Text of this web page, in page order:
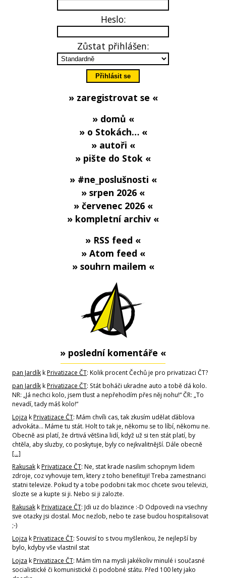
Heslo:
Zůstat přihlášen:
» zaregistrovat se «
» domů «
» o Stokách… «
» autoři «
» pište do Stok «
» #ne_poslušnosti «
» srpen 2026 «
» červenec 2026 «
» kompletní archiv «
» RSS feed «
» Atom feed «
» souhrn mailem «
» poslední komentáře «
pan JardíkkPrivatizace ČT: Kolik procent Čechů je pro privatizaci ČT?
pan JardíkkPrivatizace ČT: Stát boháči ukradne auto a tobě dá kolo.
NR: „Já nechci kolo, jsem tlust a nepřehodím přes něj nohu!“ ČR: „To
nevadí, tady máš kolo!“
Lojza kPrivatizace ČT: Mám chvíli cas, tak zkusím udělat ďáblova
advokáta... Máme tu stát. Holt to tak je, někomu se to líbí, někomu ne.
Obecně asi platí, že drtivá většina lidí, když už si ten stát platí, by
chtěla, aby sluzby, co poskytuje, byly co nejkvalitnější. Dále obecně
[…]
RakusakkPrivatizace ČT: Ne, stat krade nasilim schopnym lidem
zdroje, coz vyhovuje tem, ktery z toho benefituji! Treba zamestnanci
statni televize. Pokud ty a tobe podobni tak moc chcete svou televizi,
slozte se a kupte si ji. Nebo si ji zalozte.
RakusakkPrivatizace ČT: Jdi uz do blazince :-D Odpovedi na vsechny
sve otazky jsi dostal. Moc nezlob, nebo te zase budou hospitalisovat
;-)
Lojza kPrivatizace ČT: Souvisí to s tvou myšlenkou, že nejlepší by
bylo, kdyby vše vlastnil stat
Lojza kPrivatizace ČT: Mám tím na mysli jakékoliv minulé i současné
socialistické či komunistické či podobné státu. Před 100 lety jako